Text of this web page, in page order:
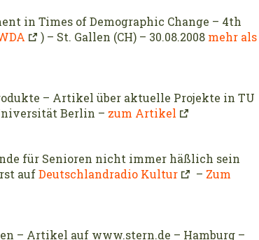
in Times of Demographic Change – 4th
) – St. Gallen (CH) – 30.08.2008 mehr als
– Artikel über aktuelle Projekte in TU
Berlin – zum Artikel
für Senioren nicht immer häßlich sein
aufDeutschlandradio Kultur – Zum
– Artikel auf www.stern.de – Hamburg –